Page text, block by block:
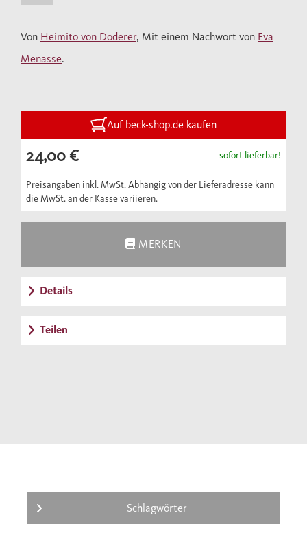
Lebensanspruch durchsetzt, geht der Sohn
Von Heimito von Doderer, Mit einem Nachwort von Eva
Menasse.
Auf beck-shop.de kaufen
24,00 € sofort lieferbar!
Preisangaben inkl. MwSt. Abhängig von der Lieferadresse kann
die MwSt. an der Kasse variieren.
MERKEN
Details
Teilen
Schlagwörter